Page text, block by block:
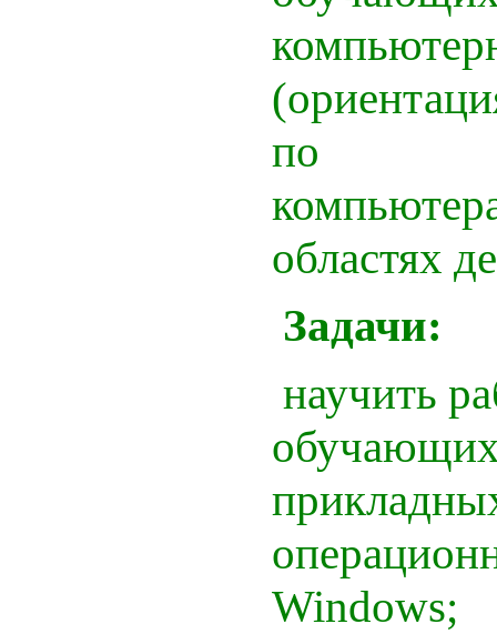
по
областях
Задачи:
научить
Windows;